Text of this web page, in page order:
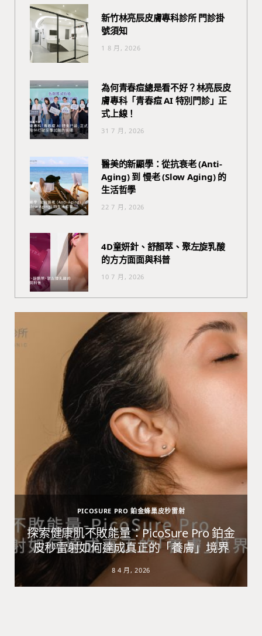
新竹林亮辰皮膚專科診所 門診掛
號須知
1 8 月, 2026
為何青春痘總是看不好？林亮辰皮
膚專科「青春痘 AI 特別門診」正
式上線！
31 7 月, 2026
醫美的新顯學：從抗衰老 (Anti-
Aging) 到 慢老 (Slow Aging) 的
生活哲學
22 7 月, 2026
4D童妍針、舒顏萃、聚左旋乳酸
的方方面面與科普
10 7 月, 2026
PICOSURE PRO 鉑金蜂巢皮秒雷射
探索健康肌不敗能量：PicoSure Pro 鉑金
皮秒雷射如何達成真正的「養膚」境界
8 4 月, 2026